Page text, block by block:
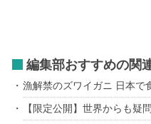
編集部おすすめの関
漁解禁のズワイガニ 日本で
【限定公開】世界からも疑